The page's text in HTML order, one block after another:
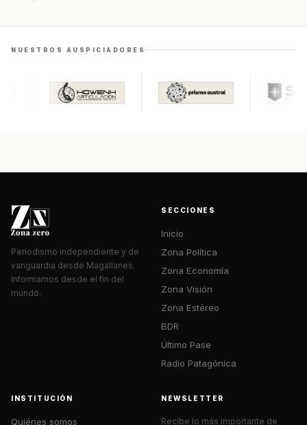
NUESTROS AUSPICIADORES
Periodismo independiente y de
vanguardia desde Magallanes.
Informamos desde el fin del
mundo.
SECCIONES
Inicio
Zona Política
Zona Economía
Zona Visión
Zona Estéreo
BDR
Último Pase
Radio Patagónica
INSTITUCIÓN
Quiénes somos
NEWSLETTER
Recibe lo más importante de